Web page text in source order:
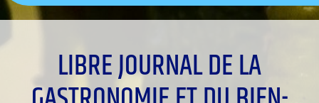
LIBRE JOURNAL DE LA